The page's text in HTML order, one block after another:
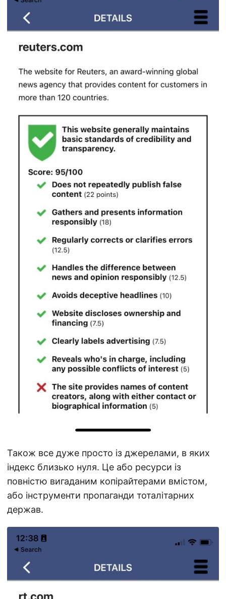
Також все дуже просто із джерелами, в яких
індекс близько нуля. Це або ресурси із
повністю вигаданим копірайтерами вмістом,
або інструменти пропаганди тоталітарних
держав.